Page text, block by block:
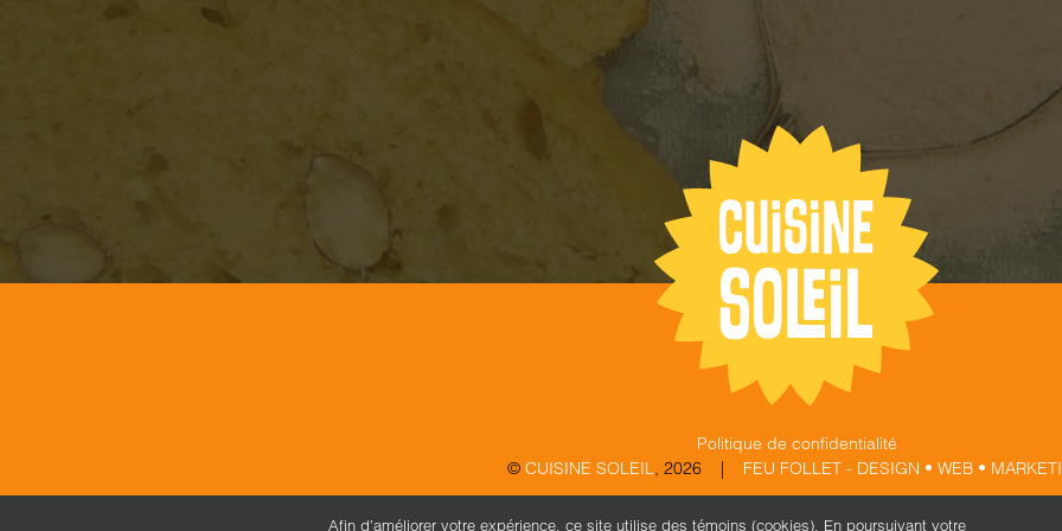
Politique de confidentialité
© CUISINE SOLEIL, 2026 | FEU FOLLET - DESIGN • WEB •
Afin d’améliorer votre expérience, ce site utilise des témoins (cookies). En poursuivant votre